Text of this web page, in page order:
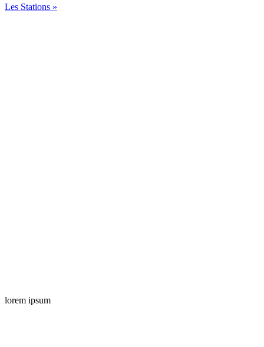
Les Stations »
lorem ipsum